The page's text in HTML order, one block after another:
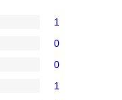
1
0
0
1